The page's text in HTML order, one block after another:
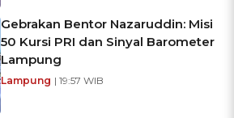
Gebrakan Bentor Nazaruddin: Misi
50 Kursi PRI dan Sinyal Barometer
Lampung
Lampung | 19:57 WIB